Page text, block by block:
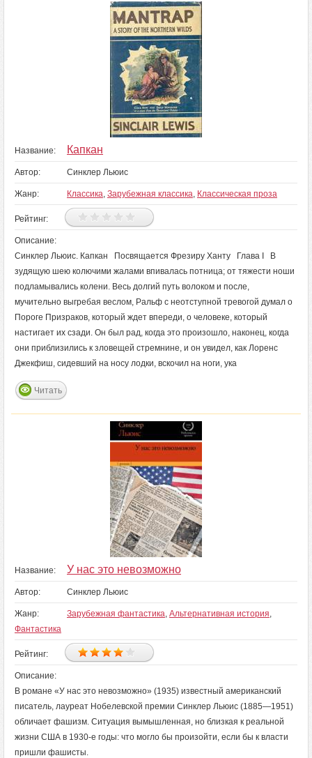
Название: Капкан
Автор: Синклер Льюис
Жанр: Классика, Зарубежная классика, Классическая проза
Рейтинг:
Описание:
Синклер Льюис. Капкан Посвящается Фрезиру Ханту Глава I В
зудящую шею колючими жалами впивалась потница; от тяжести ноши
подламывались колени. Весь долгий путь волоком и после,
мучительно выгребая веслом, Ральф с неотступной тревогой думал о
Пороге Призраков, который ждет впереди, о человеке, который
настигает их сзади. Он был рад, когда это произошло, наконец, когда
они приблизились к зловещей стремнине, и он увидел, как Лоренс
Джекфиш, сидевший на носу лодки, вскочил на ноги, ука
Читать
Название: У нас это невозможно
Автор: Синклер Льюис
Жанр: Зарубежная фантастика, Альтернативная история,
Фантастика
Рейтинг:
Описание:
В романе «У нас это невозможно» (1935) известный американский
писатель, лауреат Нобелевской премии Синклер Льюис (1885—1951)
обличает фашизм. Ситуация вымышленная, но близкая к реальной
жизни США в 1930-е годы: что могло бы произойти, если бы к власти
пришли фашисты.